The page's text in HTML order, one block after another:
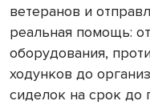
ветеранов и
реальная помощь:
оборудования,
ходунков до
сиделок на срок до